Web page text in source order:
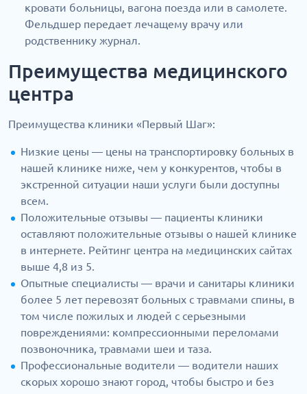
кровати больницы, вагона поезда или в самолете.
Фельдшер передает лечащему врачу или
родственнику журнал.
Преимущества медицинского
центра
Преимущества клиники «Первый Шаг»:
Низкие цены — цены на транспортировку больных в
нашей клинике ниже, чем у конкурентов, чтобы в
экстренной ситуации наши услуги были доступны
всем.
Положительные отзывы — пациенты клиники
оставляют положительные отзывы о нашей клинике
в интернете. Рейтинг центра на медицинских сайтах
выше 4,8 из 5.
Опытные специалисты — врачи и санитары клиники
более 5 лет перевозят больных с травмами спины, в
том числе пожилых и людей с серьезными
повреждениями: компрессионными переломами
позвоночника, травмами шеи и таза.
Профессиональные водители — водители наших
скорых хорошо знают город, чтобы быстро и без